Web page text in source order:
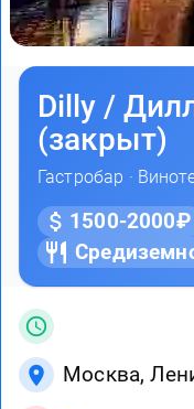
Dilly /
(закрыт)
Гастробар ·
1500-2000₽
Москва,